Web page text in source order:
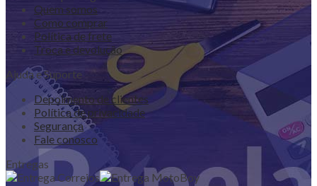
Quem somos
Como comprar
Política de frete
Troca e devolução
Ajuda e Suporte
Depoimento de clientes
Política de privacidade
Segurança
Fale conosco
Entregas